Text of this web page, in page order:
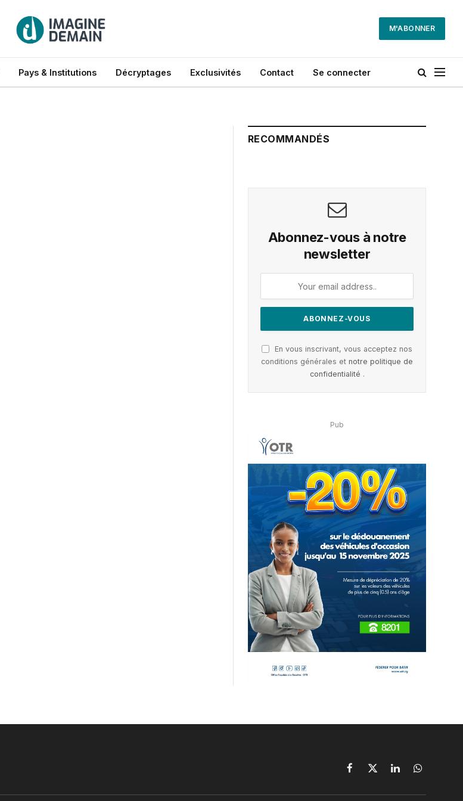
M'ABONNER
Pays & Institutions Décryptages Exclusivités Contact Se connecter
RECOMMANDÉS
Abonnez-vous à notre
newsletter
En vous inscrivant, vous acceptez nos
conditions générales et notre politique de
confidentialité .
Pub
Facebook
X
LinkedInWhatsApp